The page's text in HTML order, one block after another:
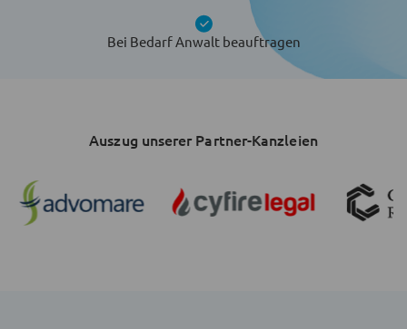
Bei Bedarf Anwalt beauftragen
Auszug unserer Partner-Kanzleien